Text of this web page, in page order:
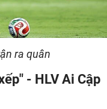
ra quân
- HLV Ai Cập